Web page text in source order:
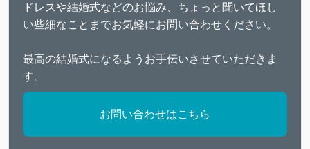
ドレスや結婚式などのお悩み、ちょっと聞いてほし
い些細なことまでお気軽にお問い合わせください。
最高の結婚式になるようお手伝いさせていただきま
す。
お問い合わせはこちら